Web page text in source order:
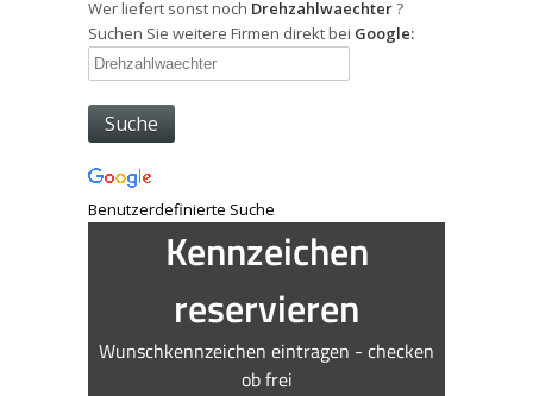
Wer liefert sonst noch Drehzahlwaechter?
Suchen Sie weitere Firmen direkt bei Google:
Benutzerdefinierte Suche